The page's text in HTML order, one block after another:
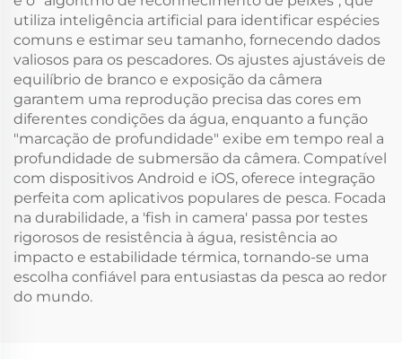
utiliza inteligência artificial para identificar espécies
comuns e estimar seu tamanho, fornecendo dados
valiosos para os pescadores. Os ajustes ajustáveis de
equilíbrio de branco e exposição da câmera
garantem uma reprodução precisa das cores em
diferentes condições da água, enquanto a função
"marcação de profundidade" exibe em tempo real a
profundidade de submersão da câmera. Compatível
com dispositivos Android e iOS, oferece integração
perfeita com aplicativos populares de pesca. Focada
na durabilidade, a 'fish in camera' passa por testes
rigorosos de resistência à água, resistência ao
impacto e estabilidade térmica, tornando-se uma
escolha confiável para entusiastas da pesca ao redor
do mundo.